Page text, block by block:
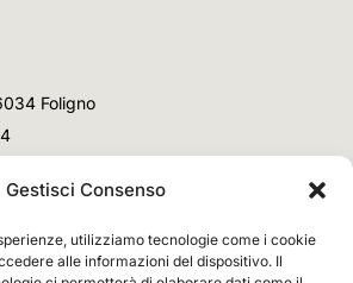
Gestisci Consenso
utilizziamo tecnologie come i cookie
alle informazioni del dispositivo. Il
Foligno